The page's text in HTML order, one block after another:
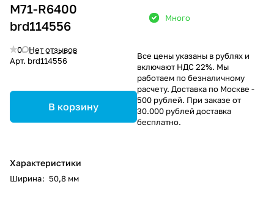
M71-R6400
brd114556
0
Нет отзывов
Арт. brd114556
В корзину
Характеристики
Ширина: 50,8 мм
Много
Все цены указаны в рублях и
включают НДС 22%. Мы
работаем по безналичному
расчету. Доставка по Москве -
500 рублей. При заказе от
30.000 рублей доставка
бесплатно.